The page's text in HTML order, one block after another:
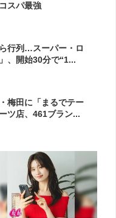
スパ最強
行列…スーパー・ロ
、開始30分で“1...
梅田に「まるでテー
ツ店、461ブラン...